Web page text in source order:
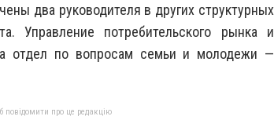
два руководителя в других структурных
Управление потребительского рынка и
а отдел по вопросам семьи и молодежи —
повідомити про це редакцію